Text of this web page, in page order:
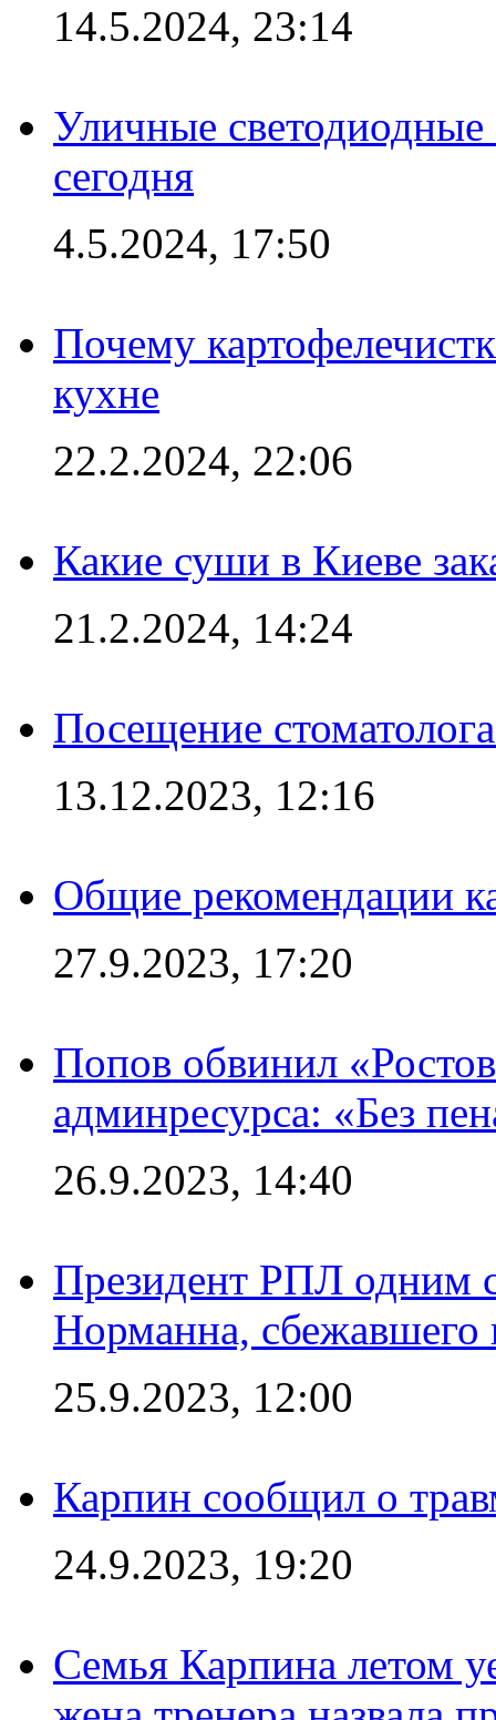
14.5.2024, 23:14
Уличные
сегодня
4.5.2024, 17:50
Почему
кухне
22.2.2024, 22:06
Какие суши в Киеве
21.2.2024, 14:24
Посещение
13.12.2023, 12:16
Общие рекомендации
27.9.2023, 17:20
Попов обвинил
админресурса: «Без
26.9.2023, 14:40
Президент РПЛ одним
Норманна, сбежавшего
25.9.2023, 12:00
Карпин сообщил о
24.9.2023, 19:20
Семья Карпина летом